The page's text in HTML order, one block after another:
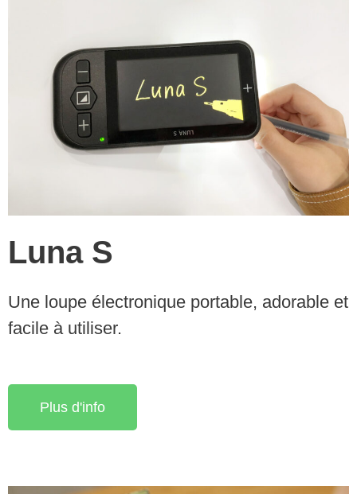
Luna S
Une loupe électronique portable, adorable et
facile à utiliser.
Plus d'info